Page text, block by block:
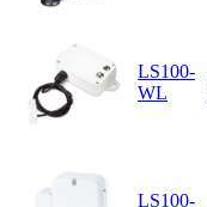
LS100-
WL
LS100-